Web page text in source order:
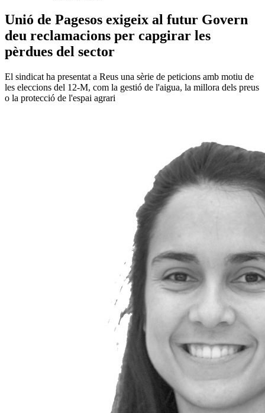
Unió de Pagesos exigeix al futur Govern
deu reclamacions per capgirar les
pèrdues del sector
El sindicat ha presentat a Reus una sèrie de peticions amb motiu de
les eleccions del 12-M, com la gestió de l'aigua, la millora dels preus
o la protecció de l'espai agrari